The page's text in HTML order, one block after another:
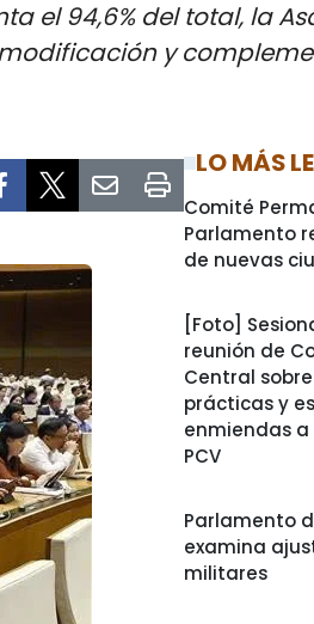
el 94,6% del total, la
y
LO MÁS
Comité
Parlamento
de nuevas
[Foto]
reunión de
Central
prácticas y
enmiendas a
PCV
Parlamento
examina
militares